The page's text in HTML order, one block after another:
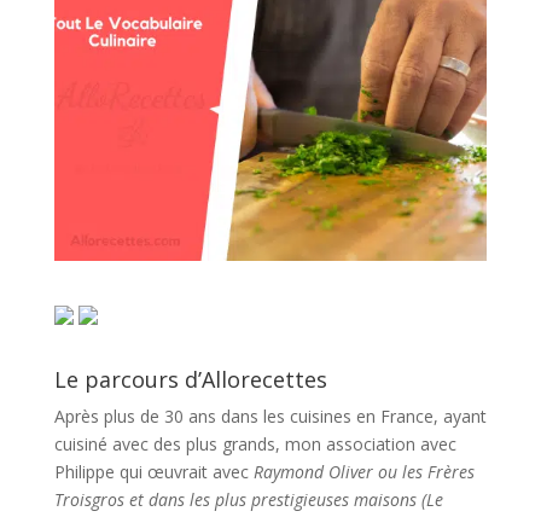
Le parcours d’Allorecettes
Après plus de 30 ans dans les cuisines en France, ayant
cuisiné avec des plus grands, mon association avec
Philippe qui œuvrait avec Raymond Oliver ou les Frères
Troisgros et dans les plus prestigieuses maisons (Le